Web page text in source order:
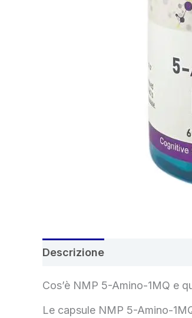
Descrizione
Cos’è NMP 5-Amino-1MQ e
Le capsule NMP 5-Amino-